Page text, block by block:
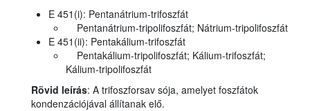
E 451(i): Pentanátrium-trifoszfát
Pentanátrium-tripolifoszfát; Nátrium-tripolifoszfát
E 451(ii): Pentakálium-trifoszfát
Pentakálium-tripolifoszfát; Kálium-trifoszfát;
Kálium-tripolifoszfát
Rövid leírás: A trifoszforsav sója, amelyet foszfátok
kondenzációjával állítanak elő.